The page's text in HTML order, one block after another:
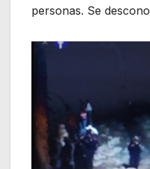
personas. Se